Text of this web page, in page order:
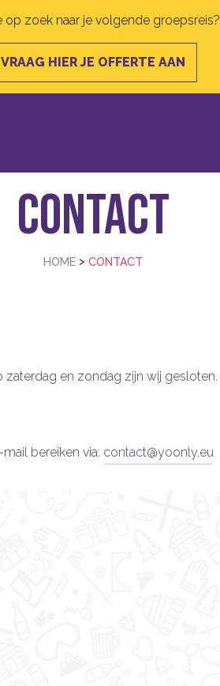
op zoek naar je volgende groepsreis?
VRAAG HIER JE OFFERTE AAN
Contact
HOME > CONTACT
zaterdag en zondag zijn wij gesloten.
bereiken via: contact@yoonly.eu